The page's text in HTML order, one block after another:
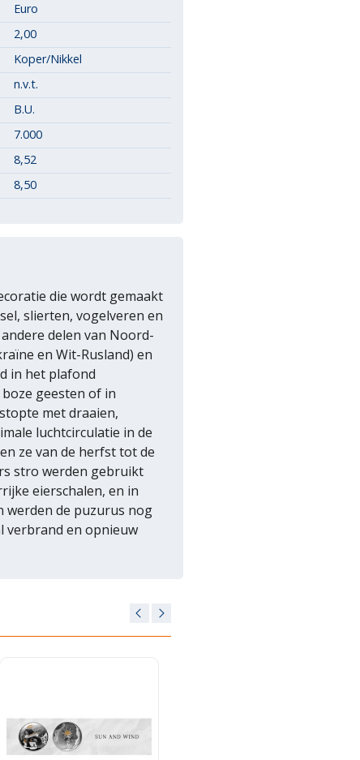
Euro
2,00
Koper/Nikkel
n.v.t.
B.U.
7.000
8,52
8,50
die wordt gemaakt
slierten, vogelveren en
delen van Noord-
en Wit-Rusland) en
in het plafond
geesten of in
met draaien,
luchtcirculatie in de
ze van de herfst tot de
stro werden gebruikt
eierschalen, en in
werden de puzurus nog
verbrand en opnieuw